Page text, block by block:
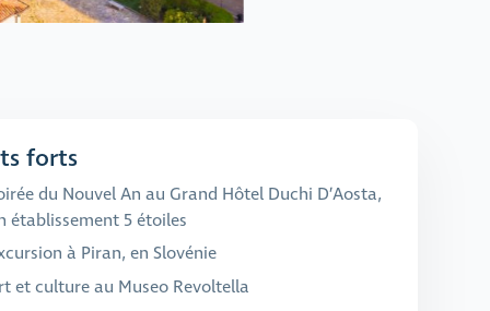
forts
du Nouvel An au Grand Hôtel Duchi D’Aosta,
établissement 5 étoiles
à Piran, en Slovénie
et culture au Museo Revoltella